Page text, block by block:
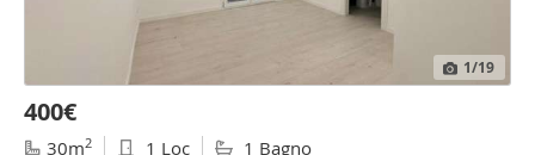
1/19
400€
30m2 1 Loc 1 Bagno